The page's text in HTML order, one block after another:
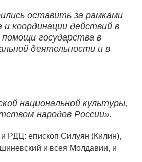
оставить за рамками
координации действий в
государства в
деятельности и в
национальной культуры,
народов России».
РДЦ: епископ Силуян (Килин),
и всея Молдавии, и